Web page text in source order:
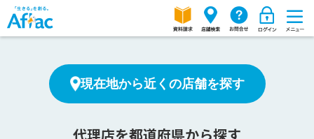
現在地から近くの店舗を探す
代理店を都道府県から探す